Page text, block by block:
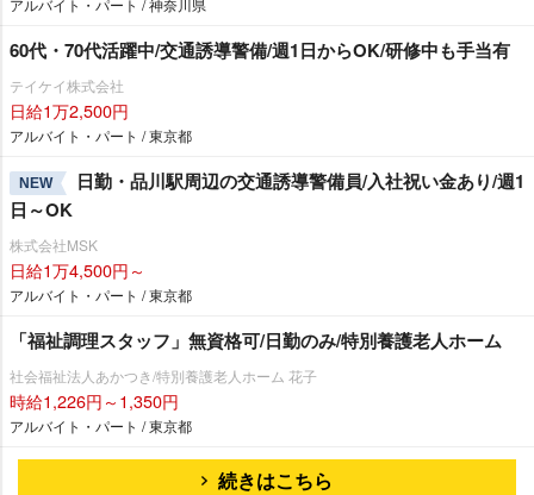
アルバイト・パート / 神奈川県
60代・70代活躍中/交通誘導警備/週1日からOK/研修中も手当有
テイケイ株式会社
日給1万2,500円
アルバイト・パート / 東京都
NEW
日勤・品川駅周辺の交通誘導警備員/入社祝い金あり/週1
日～OK
株式会社MSK
日給1万4,500円～
アルバイト・パート / 東京都
「福祉調理スタッフ」無資格可/日勤のみ/特別養護老人ホーム
社会福祉法人あかつき/特別養護老人ホーム 花子
時給1,226円～1,350円
アルバイト・パート / 東京都
続きはこちら